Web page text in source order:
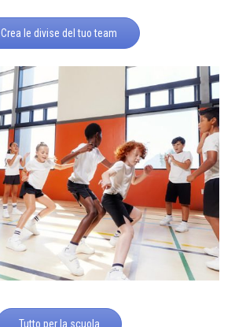
Crea le divise del tuo team
Tutto per la scuola